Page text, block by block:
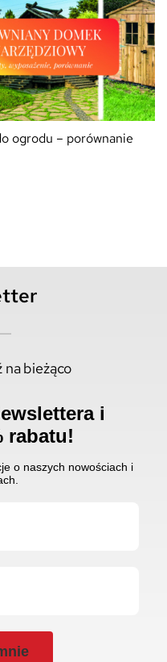
ogrodu – porównanie
na bieżąco
i
rabatu!
o naszych nowościach i